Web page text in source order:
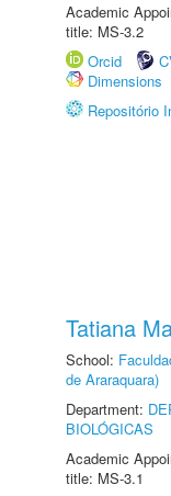
Academic
title: MS-3.2
Orcid
Dimensions
Repositório
Tatiana
School:
de Araraquara)
Department:
BIOLÓGICAS
Academic
title: MS-3.1